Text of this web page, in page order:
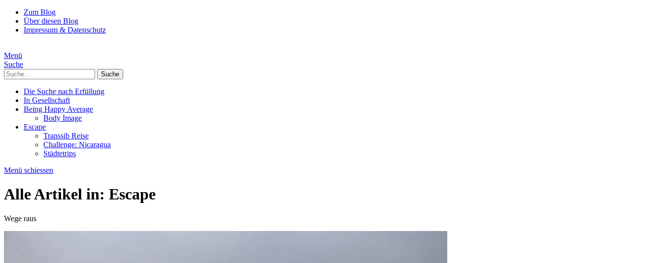
Zum Blog
Über diesen Blog
Impressum & Datenschutz
Menü
Suche
Suche
Die Suche nach Erfüllung
In Gesellschaft
Being Happy Average
Body Image
Escape
Transsib Reise
Challenge: Nicaragua
Städtetrips
Menü schiessen
Alle Artikel in: Escape
Wege raus